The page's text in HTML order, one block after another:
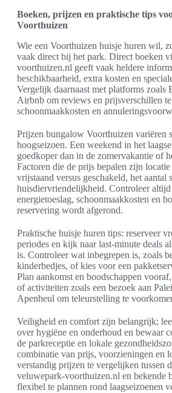
Boeken, prijzen en praktische tips
Voorthuizen
Wie een Voorthuizen huisje huren wil,
vaak direct bij het park. Direct boeken
voorthuizen.nl geeft vaak heldere
beschikbaarheid, extra kosten en
Vergelijk daarnaast met platforms zoals
Airbnb om reviews en prijsverschillen
schoonmaakkosten en
Prijzen bungalow Voorthuizen variëren
hoogseizoen. Een weekend in het
goedkoper dan in de zomervakantie of
Factoren die de prijs bepalen zijn
vrijstaand versus geschakeld, het aantal
huisdiervriendelijkheid. Controleer altijd
energietoeslag, schoonmaakkosten en
reservering wordt afgerond.
Praktische huisje huren tips: reserveer
periodes en kijk naar last-minute deals
is. Controleer wat inbegrepen is, zoals
kinderbedjes, of kies voor een
Plan aankomst en boodschappen
of activiteiten zoals een bezoek aan
Apenheul om teleurstelling te
Veiligheid en comfort zijn belangrijk;
over hygiëne en onderhoud en bewaar
de parkreceptie en lokale
combinatie van prijs, voorzieningen en
verstandig prijzen te vergelijken tussen
veluwepark-voorthuizen.nl en bekende
flexibel te plannen rond laagseizoenen